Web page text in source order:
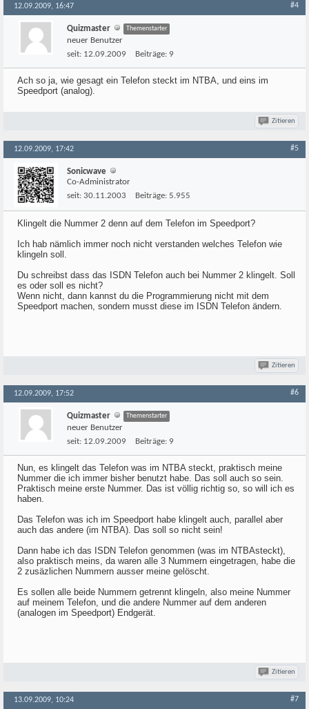
12.09.2009, 16:47 #4
Quizmaster Themenstarter
neuer Benutzer
seit: 12.09.2009 Beiträge: 9
Ach so ja, wie gesagt ein Telefon steckt im NTBA, und eins im
Speedport (analog).
Zitieren
12.09.2009, 17:42 #5
Sonicwave
Co-Administrator
seit: 30.11.2003 Beiträge: 5.955
Klingelt die Nummer 2 denn auf dem Telefon im Speedport?
Ich hab nämlich immer noch nicht verstanden welches Telefon wie
klingeln soll.
Du schreibst dass das ISDN Telefon auch bei Nummer 2 klingelt. Soll
es oder soll es nicht?
Wenn nicht, dann kannst du die Programmierung nicht mit dem
Speedport machen, sondern musst diese im ISDN Telefon ändern.
Zitieren
12.09.2009, 17:52 #6
Quizmaster Themenstarter
neuer Benutzer
seit: 12.09.2009 Beiträge: 9
Nun, es klingelt das Telefon was im NTBA steckt, praktisch meine
Nummer die ich immer bisher benutzt habe. Das soll auch so sein.
Praktisch meine erste Nummer. Das ist völlig richtig so, so will ich es
haben.
Das Telefon was ich im Speedport habe klingelt auch, parallel aber
auch das andere (im NTBA). Das soll so nicht sein!
Dann habe ich das ISDN Telefon genommen (was im NTBAsteckt),
also praktisch meins, da waren alle 3 Nummern eingetragen, habe die
2 zusäzlichen Nummern ausser meine gelöscht.
Es sollen alle beide Nummern getrennt klingeln, also meine Nummer
auf meinem Telefon, und die andere Nummer auf dem anderen
(analogen im Speedport) Endgerät.
Zitieren
13.09.2009, 10:24 #7